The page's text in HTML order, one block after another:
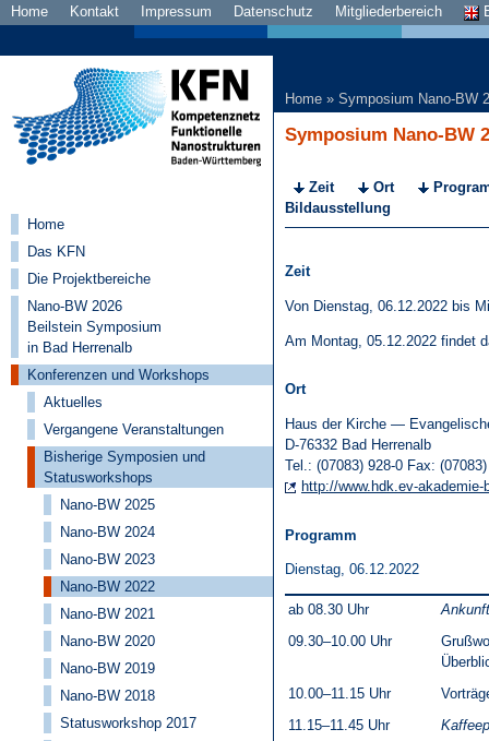
Home Kontakt Impressum Datenschutz Mitgliederbereich
Home
Das KFN
Die Projektbereiche
Nano-BW 2026
Beilstein Symposium
in Bad Herrenalb
Konferenzen und Workshops
Aktuelles
Vergangene Veranstaltungen
Bisherige Symposien und
Statusworkshops
Nano-BW 2025
Nano-BW 2024
Nano-BW 2023
Nano-BW 2022
Nano-BW 2021
Nano-BW 2020
Nano-BW 2019
Nano-BW 2018
Statusworkshop 2017
Home » Symposium Nano-BW
Symposium Nano-BW
Zeit Ort
Bildausstellung
Zeit
Von Dienstag, 06.12.2022 bis
Am Montag, 05.12.2022 findet
Ort
Haus der Kirche —
D-76332 Bad Herrenalb
Tel.: (07083) 928-0 Fax:
http://www.hdk.ev-akademie-
Programm
Dienstag, 06.12.2022
ab 08.30 Uhr
09.30–10.00 Uhr
10.00–11.15 Uhr
11.15–11.45 Uhr